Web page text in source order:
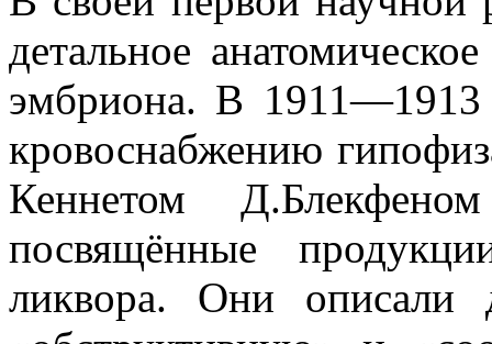
детальное
эмбриона. В 1911—1913
кровоснабжению
Кеннетом
посвящённые
ликвора. Они